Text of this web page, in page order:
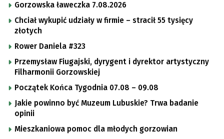
Gorzowska ławeczka 7.08.2026
Chciał wykupić udziały w firmie – stracił 55 tysięcy
złotych
Rower Daniela #323
Przemysław Fiugajski, dyrygent i dyrektor artystyczny
Filharmonii Gorzowskiej
Początek Końca Tygodnia 07.08 – 09.08
Jakie powinno być Muzeum Lubuskie? Trwa badanie
opinii
Mieszkaniowa pomoc dla młodych gorzowian